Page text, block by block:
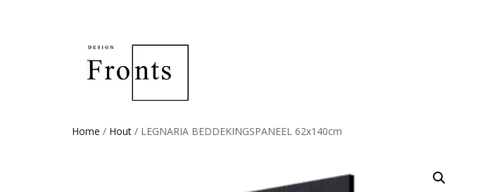
Home / Hout / LEGNARIA BEDDEKINGSPANEEL 62x140cm